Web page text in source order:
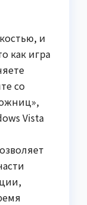
и
как игра
со
Vista